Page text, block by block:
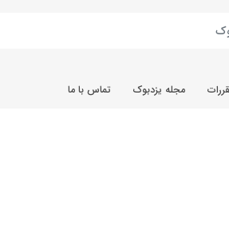
مجله یزدبوک تماس با ما